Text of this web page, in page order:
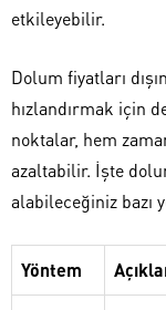
etkileyebilir.
Dolum fiyatları
hızlandırmak için
noktalar, hem
azaltabilir. İşte
alabileceğiniz bazı
Yöntem